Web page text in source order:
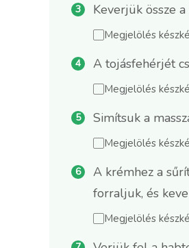
Keverjük össze
Megjelölés
A tojásfehérjét
Megjelölés
Simítsuk a
Megjelölés
A krémhez a
forraljuk, és
Megjelölés